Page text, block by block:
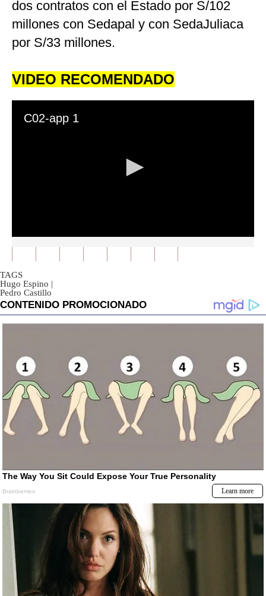
dos contratos con el Estado por S/102
millones con Sedapal y con SedaJuliaca
por S/33 millones.
VIDEO RECOMENDADO
C02-app 1
seconds
of
seconds
TAGS
Hugo Espino |
Pedro Castillo